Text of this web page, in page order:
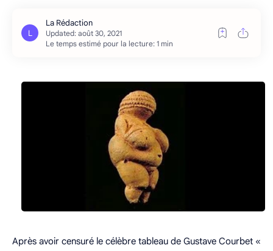
Le temps estimé pour la lecture: 1 min
Après avoir censuré le célèbre tableau de Gustave Courbet «